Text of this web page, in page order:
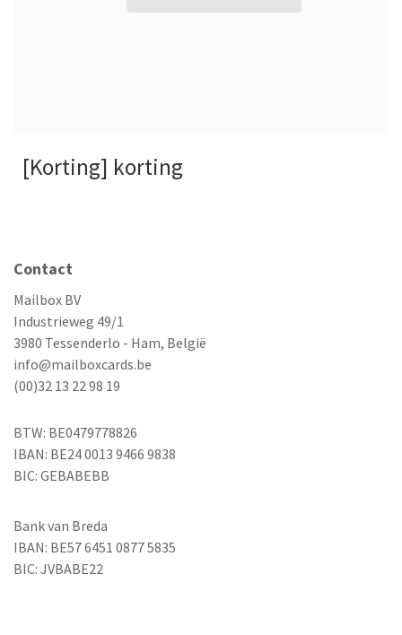
[Korting] korting
Contact
Mailbox BV
Industrieweg 49/1
3980 Tessenderlo - Ham, België
info@mailboxcards.be
(00)32 13 22 98 19
BTW: BE0479778826
IBAN: BE24 0013 9466 9838
BIC: GEBABEBB
Bank van Breda
IBAN: BE57 6451 0877 5835
BIC: JVBABE22